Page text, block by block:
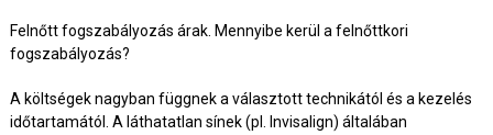
Felnőtt fogszabályozás árak. Mennyibe kerül a felnőttkori
fogszabályozás?
A költségek nagyban függnek a választott technikától és a kezelés
időtartamától. A láthatatlan sínek (pl. Invisalign) általában